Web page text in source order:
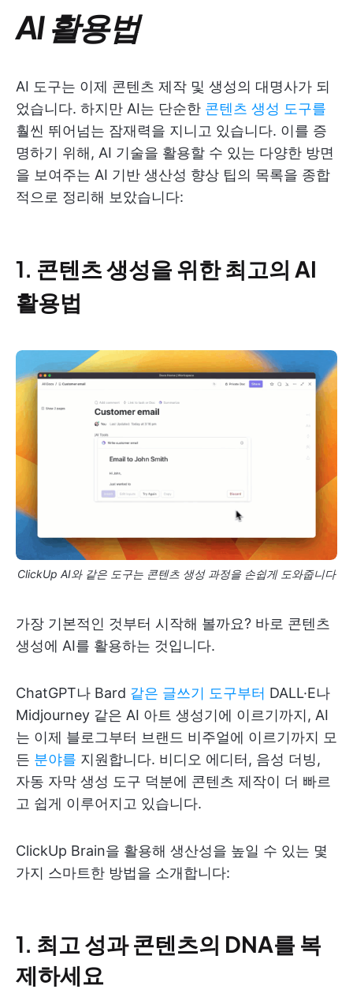
AI 활용법
AI 도구는 이제 콘텐츠 제작 및 생성의 대명사가 되
었습니다. 하지만 AI는 단순한 콘텐츠 생성 도구를
훨씬 뛰어넘는 잠재력을 지니고 있습니다. 이를 증
명하기 위해, AI 기술을 활용할 수 있는 다양한 방면
을 보여주는 AI 기반 생산성 향상 팁의 목록을 종합
적으로 정리해 보았습니다:
1. 콘텐츠 생성을 위한 최고의 AI
활용법
ClickUp AI와 같은 도구는 콘텐츠 생성 과정을 손쉽게 도와줍니다
가장 기본적인 것부터 시작해 볼까요? 바로 콘텐츠
생성에 AI를 활용하는 것입니다.
ChatGPT나 Bard 같은 글쓰기 도구부터 DALL·E나
Midjourney 같은 AI 아트 생성기에 이르기까지, AI
는 이제 블로그부터 브랜드 비주얼에 이르기까지 모
든 분야를 지원합니다. 비디오 에디터, 음성 더빙,
자동 자막 생성 도구 덕분에 콘텐츠 제작이 더 빠르
고 쉽게 이루어지고 있습니다.
ClickUp Brain을 활용해 생산성을 높일 수 있는 몇
가지 스마트한 방법을 소개합니다:
1. 최고 성과 콘텐츠의 DNA를 복
제하세요